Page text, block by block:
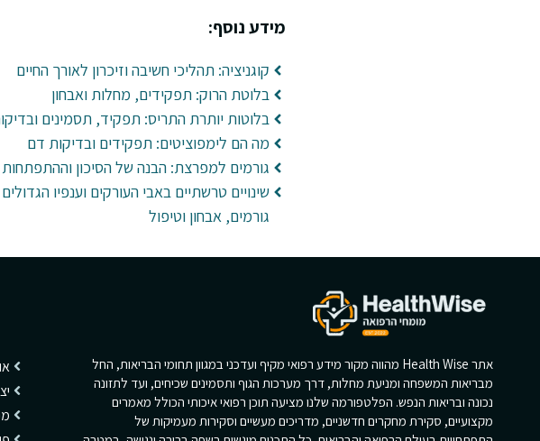
מידע נוסף:
קוגניציה: תהליכי חשיבה וזיכרון לאורך החיים
בלוטת הרוק: תפקידים, מחלות ואבחון
בלוטות יותרת התריס: תפקיד, תסמינים
מה הם לימפוציטים: תפקידים ובדיקות דם
גורמים למפרצת: הבנה של הסיכון וההתפתחות
שינויים טרשתיים באבי העורקים וענפיו
גורמים, אבחון וטיפול
אתר Health Wise מהווה מקור מידע רפואי מקיף ועדכני במגוון תחומי הבריאות, החל
מבריאות המשפחה ומניעת מחלות, דרך מערכות הגוף ותסמינים שכיחים, ועד לתזונה
נכונה ובריאות הנפש. הפלטפורמה שלנו מציעה תוכן רפואי איכותי הכולל מאמרים
מקצועיים, סקירת מחקרים חדשניים, מדריכים מעשיים וסקירות מעמיקות של